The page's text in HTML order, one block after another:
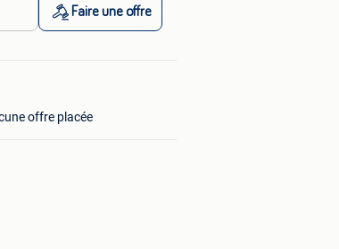
Faire une offre
offre placée